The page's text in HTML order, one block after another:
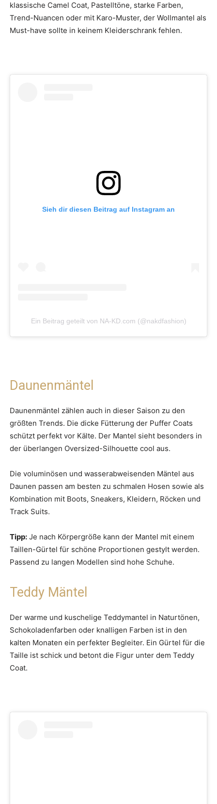
klassische Camel Coat, Pastelltöne, starke Farben,
Trend-Nuancen oder mit Karo-Muster, der Wollmantel als
Must-have sollte in keinem Kleiderschrank fehlen.
Sieh dir diesen Beitrag auf Instagram an
Ein Beitrag geteilt von NA-KD.com (@nakdfashion)
Daunenmäntel
Daunenmäntel zählen auch in dieser Saison zu den
größten Trends. Die dicke Fütterung der Puffer Coats
schützt perfekt vor Kälte. Der Mantel sieht besonders in
der überlangen Oversized-Silhouette cool aus.
Die voluminösen und wasserabweisenden Mäntel aus
Daunen passen am besten zu schmalen Hosen sowie als
Kombination mit Boots, Sneakers, Kleidern, Röcken und
Track Suits.
Tipp: Je nach Körpergröße kann der Mantel mit einem
Taillen-Gürtel für schöne Proportionen gestylt werden.
Passend zu langen Modellen sind hohe Schuhe.
Teddy Mäntel
Der warme und kuschelige Teddymantel in Naturtönen,
Schokoladenfarben oder knalligen Farben ist in den
kalten Monaten ein perfekter Begleiter. Ein Gürtel für die
Taille ist schick und betont die Figur unter dem Teddy
Coat.